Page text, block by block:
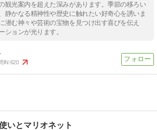
観光案内を超えた深みがあります。季節の移ろい
静かなる精神性や歴史に触れたい好奇心を誘いま
潜む神々や芸術の宝物を見つけ出す喜びを伝え
ションが光ります。
IN:620
いとマリオネット